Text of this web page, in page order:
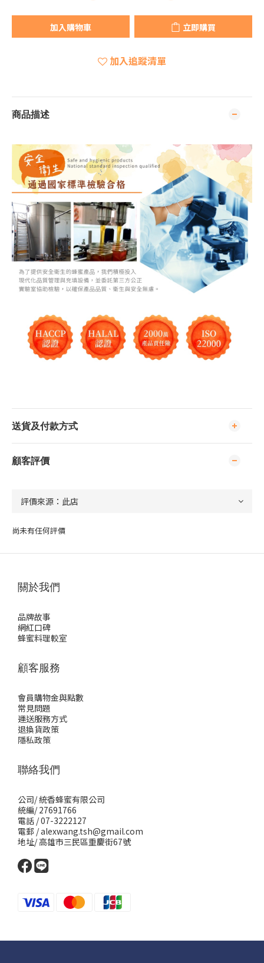
加入購物車 立即購買
加入追蹤清單
商品描述
送貨及付款方式
顧客評價
尚未有任何評價
關於我們
品牌故事
網紅口碑
蜂蜜料理較室
顧客服務
會員購物金與點數
常見問題
運送服務方式
退換貨政策
隱私政策
聯絡我們
公司/ 統香蜂蜜有限公司
統編/ 27691766
電話 / 07-3222127
電郵 / alexwang.tsh@gmail.com
地址/ 高雄市三民區重慶街67號